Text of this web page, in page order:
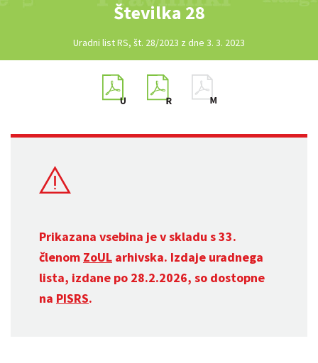
Številka 28
Uradni list RS, št. 28/2023 z dne 3. 3. 2023
Prikazana vsebina je v skladu s 33.
členom ZoUL arhivska. Izdaje uradnega
lista, izdane po 28.2.2026, so dostopne
na PISRS.